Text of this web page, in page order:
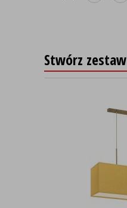
Stwórz zestaw